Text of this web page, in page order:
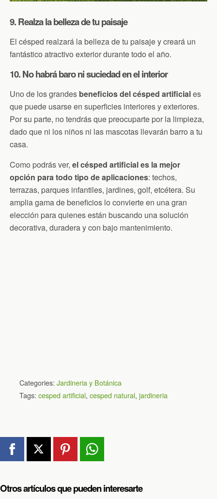
9. Realza la belleza de tu paisaje
El césped realzará la belleza de tu paisaje y creará un
fantástico atractivo exterior durante todo el año.
10. No habrá baro ni suciedad en el interior
Uno de los grandes beneficios del césped artificiales
que puede usarse en superficies interiores y exteriores.
Por su parte, no tendrás que preocuparte por la limpieza,
dado que ni los niños ni las mascotas llevarán barro a tu
casa.
Como podrás ver, el césped artificial es la mejor
opción para todo tipo de aplicaciones: techos,
terrazas, parques infantiles, jardines, golf, etcétera. Su
amplia gama de beneficios lo convierte en una gran
elección para quienes están buscando una solución
decorativa, duradera y con bajo mantenimiento.
Categories: Jardineria y Botánica
Tags: cesped artificial, cesped natural, jardineria
Otros artículos que pueden interesarte